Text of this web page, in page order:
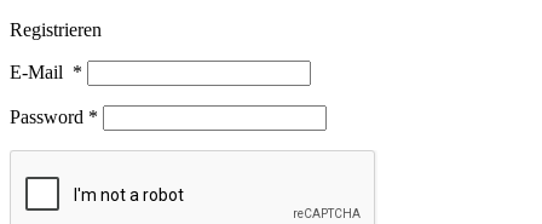
Registrieren
E-Mail *
Password *